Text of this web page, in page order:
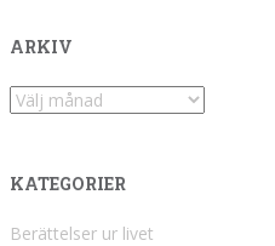
ARKIV
Arkiv
KATEGORIER
Berättelser ur livet